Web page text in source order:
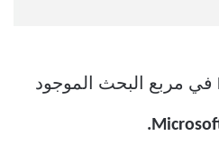
في مربع البحث الموجود